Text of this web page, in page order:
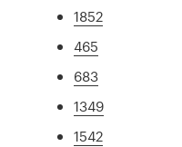
1852
465
683
1349
1542